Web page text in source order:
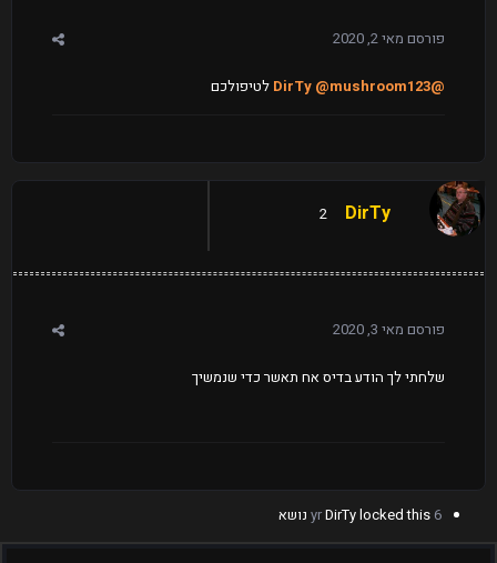
פורסם מאי 2, 2020
@DirTy
@mushroom123 לטיפולכם
DirTy
2
פורסם מאי 3, 2020
שלחתי לך הודע בדיס אח תאשר כדי שנמשיך
6 yr
DirTylocked this נושא